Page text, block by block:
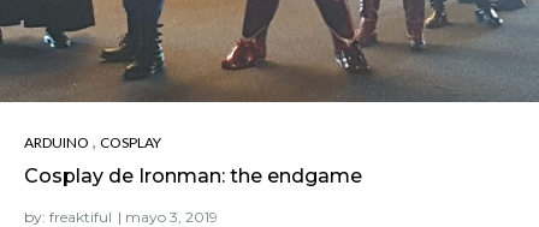
ARDUINO , COSPLAY
Cosplay de Ironman: the endgame
by: freaktiful